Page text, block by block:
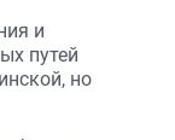
и
путей
но